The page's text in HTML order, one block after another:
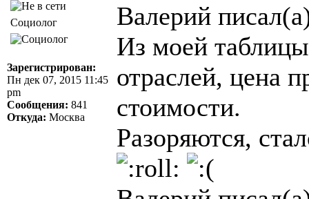
Социолог
Зарегистрирован:
Пн дек 07, 2015 11:45
pm
Сообщения: 841
Откуда: Москва
Валерий
Из моей
отраслей, цена
стоимости.
Разоряются,